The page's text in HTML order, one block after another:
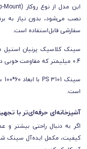
نصب می‌شود، بدون نیاز به
سفارشی قابل‌استفاده است.
0.4 میلیمتر که مقاومت خوبی در برابر خوردگی، زنگ‌زدگی و ضربه دارد.
سینک PS 3101 با ابعاد 60*100 سانتی متر و عمق لگن 13 سانتیمتر داراى عایق صدا
است.
آشپزخانه‌ای حرفه‌ای‌تر با
اگر به دنبال راحتی بیشتر و
کیفیت، مکمل ایده‌آل سینک